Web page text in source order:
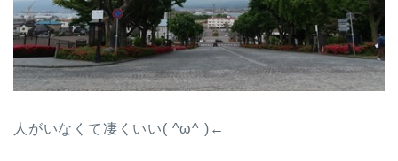
人がいなくて凄くいい( ^ω^ )←